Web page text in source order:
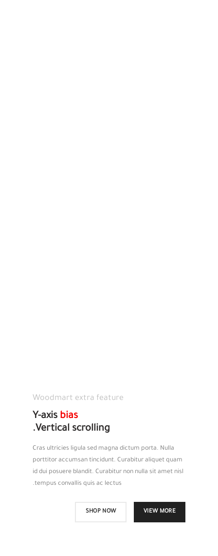
Woodmart extra feature
Y-axis bias
Vertical scrolling.
Cras ultricies ligula sed magna dictum porta. Nulla
porttitor accumsan tincidunt. Curabitur aliquet quam
id dui posuere blandit. Curabitur non nulla sit amet nisl
tempus convallis quis ac lectus.
VIEW MORE
SHOP NOW